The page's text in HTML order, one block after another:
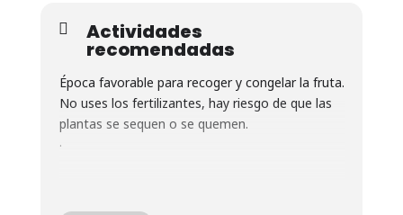
Actividades
recomendadas
Época favorable para recoger y congelar la fruta.
No uses los fertilizantes, hay riesgo de que las
plantas se sequen o se quemen.
.